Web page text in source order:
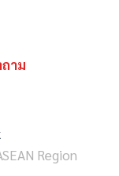
าม
Region